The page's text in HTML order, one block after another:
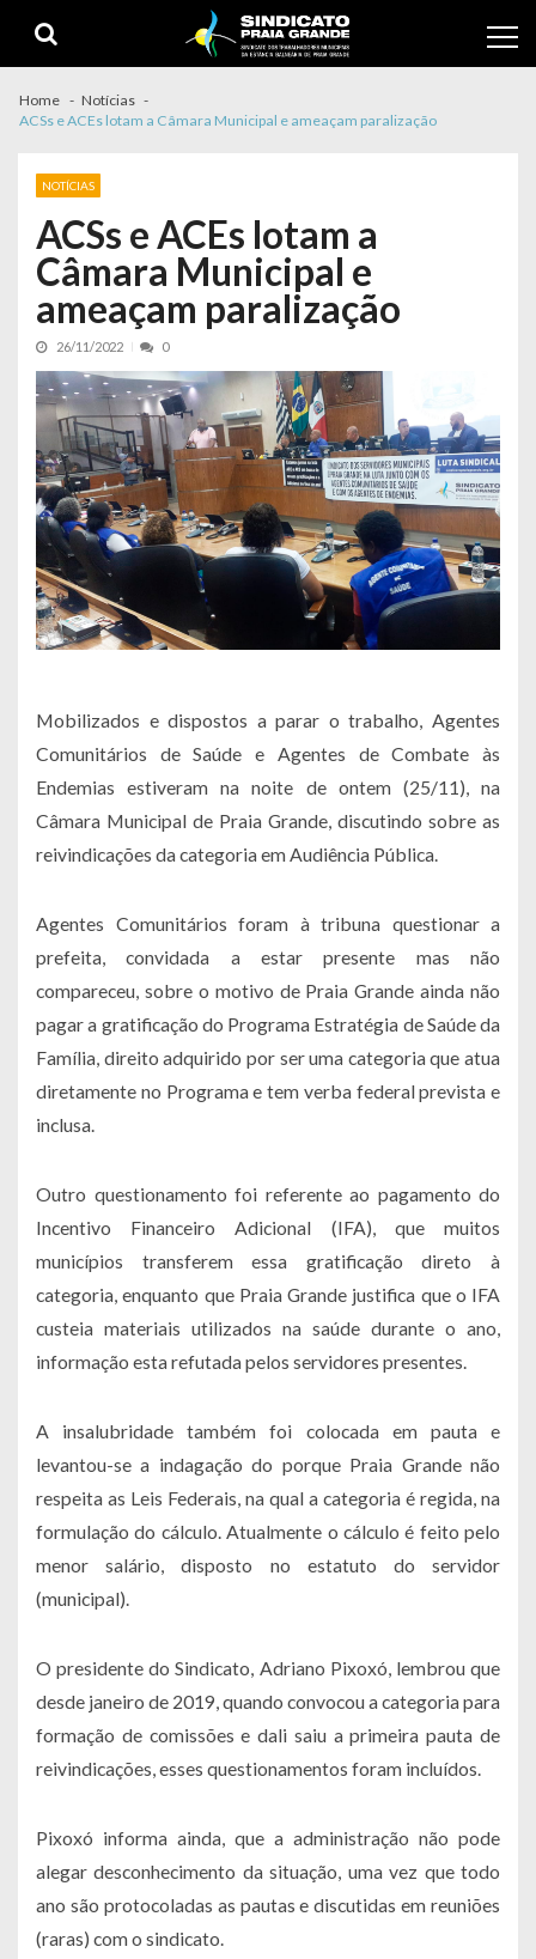
Home
Notícias
ACSs e ACEs lotam a Câmara Municipal e ameaçam paralização
NOTÍCIAS
ACSs e ACEs lotam a
Câmara Municipal e
ameaçam paralização
26/11/2022 0
Mobilizados e dispostos a parar o trabalho, Agentes
Comunitários de Saúde e Agentes de Combate às
Endemias estiveram na noite de ontem (25/11), na
Câmara Municipal de Praia Grande, discutindo sobre as
reivindicações da categoria em Audiência Pública.
Agentes Comunitários foram à tribuna questionar a
prefeita, convidada a estar presente mas não
compareceu, sobre o motivo de Praia Grande ainda não
pagar a gratificação do Programa Estratégia de Saúde da
Família, direito adquirido por ser uma categoria que atua
diretamente no Programa e tem verba federal prevista e
inclusa.
Outro questionamento foi referente ao pagamento do
Incentivo Financeiro Adicional (IFA), que muitos
municípios transferem essa gratificação direto à
categoria, enquanto que Praia Grande justifica que o IFA
custeia materiais utilizados na saúde durante o ano,
informação esta refutada pelos servidores presentes.
A insalubridade também foi colocada em pauta e
levantou-se a indagação do porque Praia Grande não
respeita as Leis Federais, na qual a categoria é regida, na
formulação do cálculo. Atualmente o cálculo é feito pelo
menor salário, disposto no estatuto do servidor
(municipal).
O presidente do Sindicato, Adriano Pixoxó, lembrou que
desde janeiro de 2019, quando convocou a categoria para
formação de comissões e dali saiu a primeira pauta de
reivindicações, esses questionamentos foram incluídos.
Pixoxó informa ainda, que a administração não pode
alegar desconhecimento da situação, uma vez que todo
ano são protocoladas as pautas e discutidas em reuniões
(raras) com o sindicato.